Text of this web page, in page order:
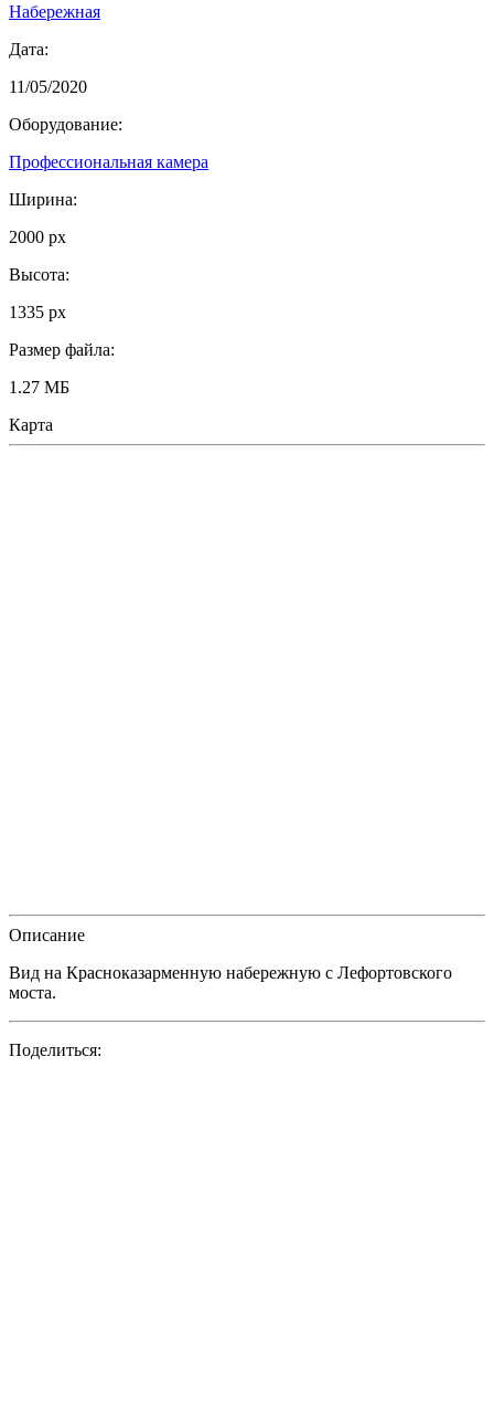
Набережная
Дата:
11/05/2020
Оборудование:
Профессиональная камера
Ширина:
2000 px
Высота:
1335 px
Размер файла:
1.27 МБ
Карта
Описание
Вид на Красноказарменную набережную с Лефортовского
моста.
Поделиться: